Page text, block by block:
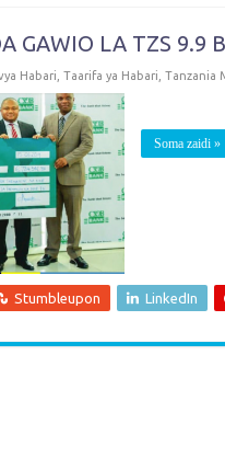
GAWIO LA TZS 9.9
Habari Taarifa ya Habari Tanzania
Soma zaidi »
Stumbleupon LinkedIn